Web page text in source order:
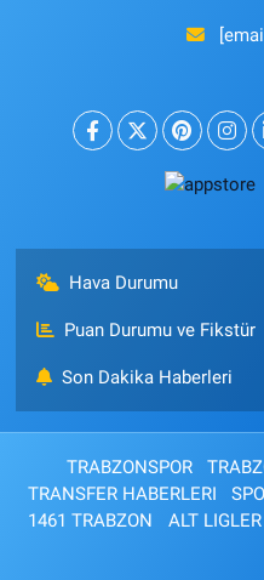
Hava Durumu
Puan Durumu ve Fikstür
Son Dakika Haberleri
TRABZONSPOR
TRANSFER HABERLERI
1461 TRABZON
ALT LIGLER